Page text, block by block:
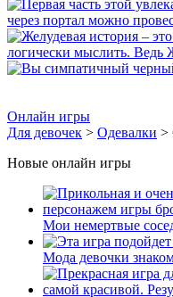
Онлайн игры
Для девочек > Одевалки >
Новые онлайн игры
Мои немертвые
Мода девочки